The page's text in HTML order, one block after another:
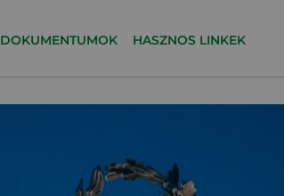
DOKUMENTUMOK HASZNOS LINKEK